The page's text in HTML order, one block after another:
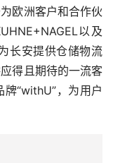
欧洲客户和合作伙
以及
长安提供仓储物流
得且期待的一流客
“withU”，为用户